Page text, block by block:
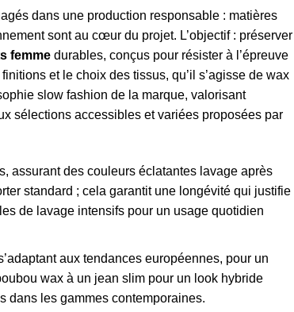
dans une production responsable : matières
sont au cœur du projet. L’objectif : préserver
femme durables, conçus pour résister à l’épreuve
et le choix des tissus, qu’il s’agisse de wax
slow fashion de la marque, valorisant
sélections accessibles et variées proposées par
assurant des couleurs éclatantes lavage après
standard ; cela garantit une longévité qui justifie
de lavage intensifs pour un usage quotidien
aux tendances européennes, pour un
wax à un jean slim pour un look hybride
dans les gammes contemporaines.